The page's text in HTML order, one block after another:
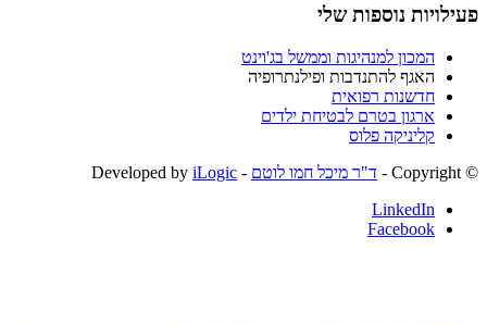
פעילויות נוספות שלי
המכון למנהיגות וממשל בג'וינט
האגף להתנדבות ופילנתרופיה
חדשנות רפואית
ארגון בטרם לבטיחת ילדים
קליניקה פלוס
© ‫Copyright -
ד"ר מיכל חמו לוטם - Developed by
iLogic
LinkedIn
Facebook